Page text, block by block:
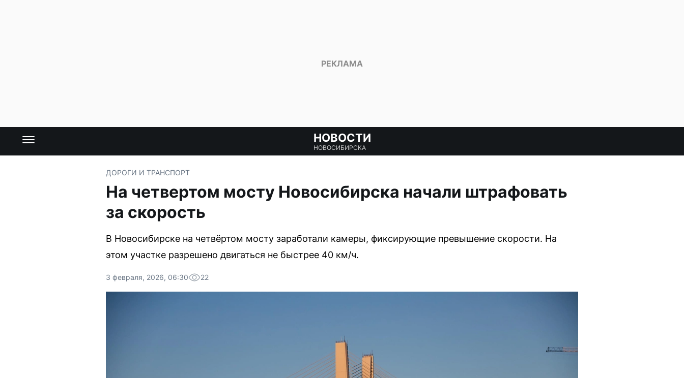
НОВОСТИ
НОВОСИБИРСКА
ДОРОГИ И ТРАНСПОРТ
На четвертом мосту Новосибирска начали штрафовать
за скорость
В Новосибирске на четвёртом мосту заработали камеры, фиксирующие превышение скорости. На
этом участке разрешено двигаться не быстрее 40 км/ч.
3 февраля, 2026, 06:30 22